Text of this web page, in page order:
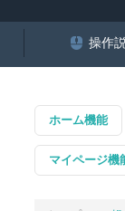
操作
ホーム機能
マイページ機